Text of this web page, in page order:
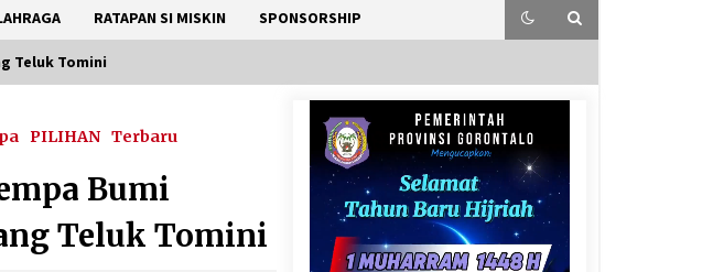
RATAPAN SI MISKIN SPONSORSHIP
Teluk Tomini
PILIHAN Terbaru
Bumi
Teluk Tomini